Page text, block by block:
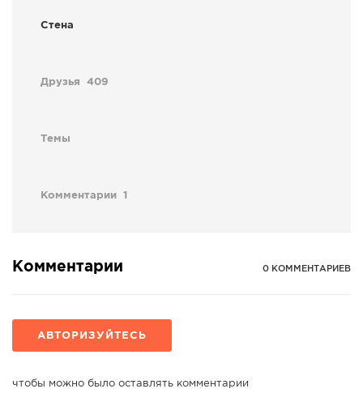
Стена
Друзья 409
Темы
Комментарии 1
Комментарии 0 КОММЕНТАРИЕВ
АВТОРИЗУЙТЕСЬ
чтобы можно было оставлять комментарии